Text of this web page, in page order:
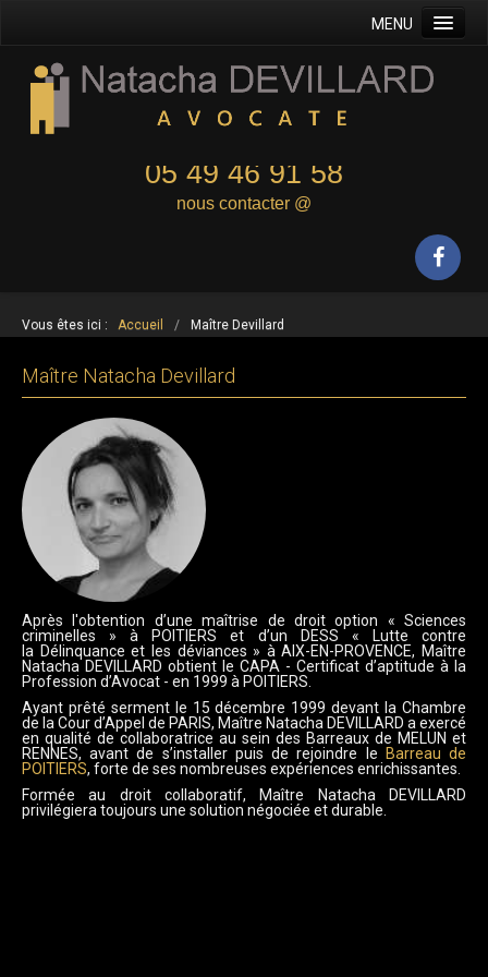
MENU
Accueil
Maître Devillard
Domaine d'intervention
Principes généraux
Plan
Mentions légales
Plan du site
05 49 46 91 58
nous contacter @
Vous êtes ici : Accueil / Maître Devillard
Maître Natacha Devillard
Après l'obtention d’une maîtrise de droit option « Sciences
criminelles » à POITIERS et d’un DESS « Lutte contre
la Délinquance et les déviances » à AIX-EN-PROVENCE, Maître
Natacha DEVILLARD obtient le CAPA - Certificat d’aptitude à la
Profession d’Avocat - en 1999 à POITIERS.
Ayant prêté serment le 15 décembre 1999 devant la Chambre
de la Cour d’Appel de PARIS, Maître Natacha DEVILLARD a exercé
en qualité de collaboratrice au sein des Barreaux de MELUN et
RENNES, avant de s’installer puis de rejoindre le
Barreau de
POITIERS, forte de ses nombreuses expériences enrichissantes.
Formée au droit collaboratif, Maître Natacha DEVILLARD
privilégiera toujours une solution négociée et durable.